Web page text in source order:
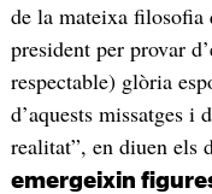
de la mateixa filosofia
president per provar
respectable) glòria
d’aquests missatges i
realitat”, en diuen els
emergeixin